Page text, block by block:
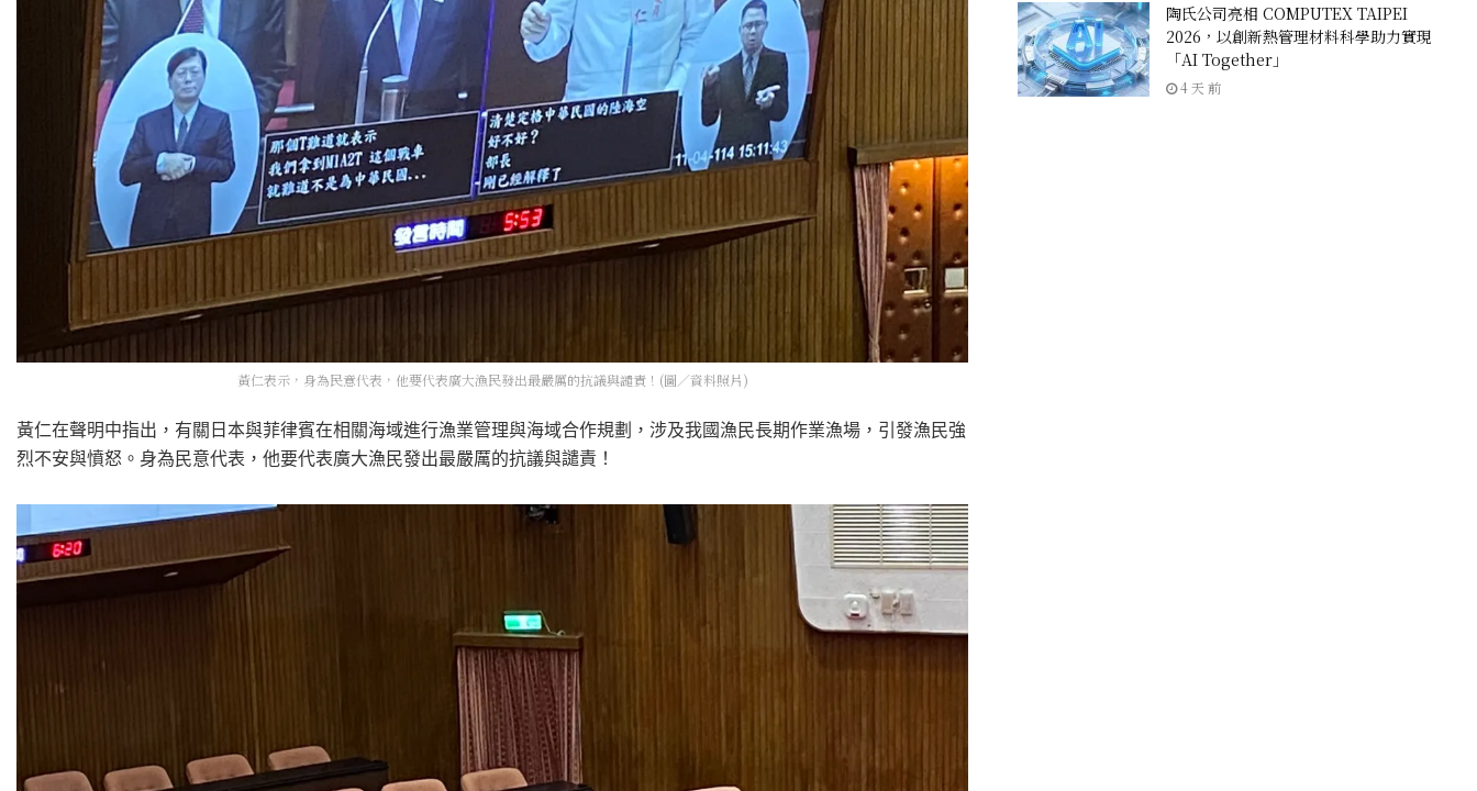
黃仁表示，身為民意代表，他要代表廣大漁民發出最嚴厲的抗議與譴責！(圖／資料照片)
黃仁在聲明中指出，有關日本與菲律賓在相關海域進行漁業管理與海域合作規劃，涉及我國漁民長期作業漁場，引發漁民強
烈不安與憤怒。身為民意代表，他要代表廣大漁民發出最嚴厲的抗議與譴責！
陶氏公司亮相 COMPUTEX TAIPEI
2026，以創新熱管理材料科學助力實現
「AI Together」
4 天 前